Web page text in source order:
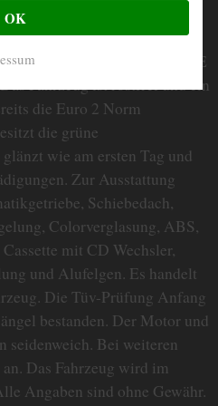
Mercedes Benz 300 E
Fahrzeug ist rostfrei und ein
die Euro 2 Norm
die grüne
wie am ersten Tag und
Zur Ausstattung
Schiebedach,
Colorverglasung, ABS,
mit CD Wechsler,
und Alufelgen. Es handelt
Die Tüv-Prüfung Anfang
bestanden. Der Motor und
seidenweich. Bei weiteren
Das Fahrzeug wird im
Angaben sind ohne Gewähr.
OK